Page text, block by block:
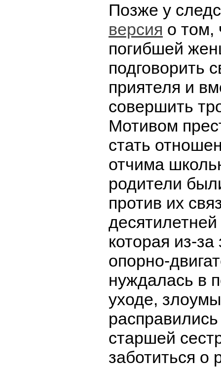
Позже у
версия о том,
погибшей
подговорить
приятеля и
совершить
Мотивом
стать
отчима
родители
против их
которая из-
опорно-
нуждалась в
уходе,
старшей
заботиться о